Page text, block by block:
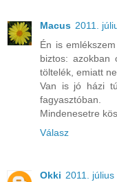
Macus 2011.
Én is
biztos: azokban
töltelék, emiatt
Van is jó házi
fagyasztóban.
Mindenesetre
Válasz
Okki 2011.